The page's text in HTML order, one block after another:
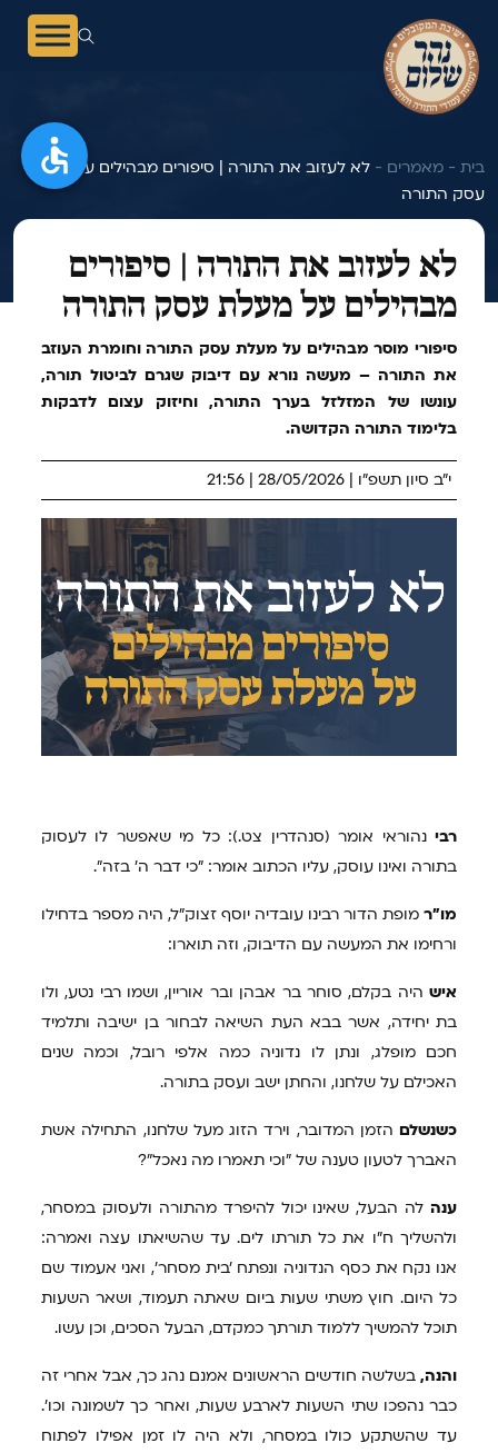
בית - מאמרים - לא לעזוב את התורה | סיפורים מבהילים על מעלת
עסק התורה
לא לעזוב את התורה | סיפורים
מבהילים על מעלת עסק התורה
סיפורי מוסר מבהילים על מעלת עסק התורה וחומרת העוזב
את התורה – מעשה נורא עם דיבוק שגרם לביטול תורה,
עונשו של המזלזל בערך התורה, וחיזוק עצום לדבקות
בלימוד התורה הקדושה.
י"ב סיון תשפ"ו | 28/05/2026 | 21:56
רבי נהוראי אומר (סנהדרין צט.): כל מי שאפשר לו לעסוק
בתורה ואינו עוסק, עליו הכתוב אומר: "כי דבר ה' בזה".
מו"ר מופת הדור רבינו עובדיה יוסף זצוק"ל, היה מספר בדחילו
ורחימו את המעשה עם הדיבוק, וזה תוארו:
איש היה בקלם, סוחר בר אבהן ובר אוריין, ושמו רבי נטע, ולו
בת יחידה, אשר בבא העת השיאה לבחור בן ישיבה ותלמיד
חכם מופלג, ונתן לו נדוניה כמה אלפי רובל, וכמה שנים
האכילם על שלחנו, והחתן ישב ועסק בתורה.
כשנשלם הזמן המדובר, וירד הזוג מעל שלחנו, התחילה אשת
האברך לטעון טענה של "וכי תאמרו מה נאכל"?
ענה לה הבעל, שאינו יכול להיפרד מהתורה ולעסוק במסחר,
ולהשליך ח"ו את כל תורתו לים. עד שהשיאתו עצה ואמרה:
אנו נקח את כסף הנדוניה ונפתח 'בית מסחר', ואני אעמוד שם
כל היום. חוץ משתי שעות ביום שאתה תעמוד, ושאר השעות
תוכל להמשיך ללמוד תורתך כמקדם, הבעל הסכים, וכן עשו.
והנה, בשלשה חודשים הראשונים אמנם נהג כך, אבל אחרי זה
כבר נהפכו שתי השעות לארבע שעות, ואחר כך לשמונה וכו'.
עד שהשתקע כולו במסחר, ולא היה לו זמן אפילו לפתוח